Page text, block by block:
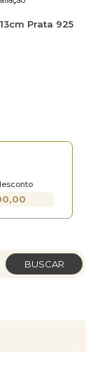
Prata 925
BUSCAR